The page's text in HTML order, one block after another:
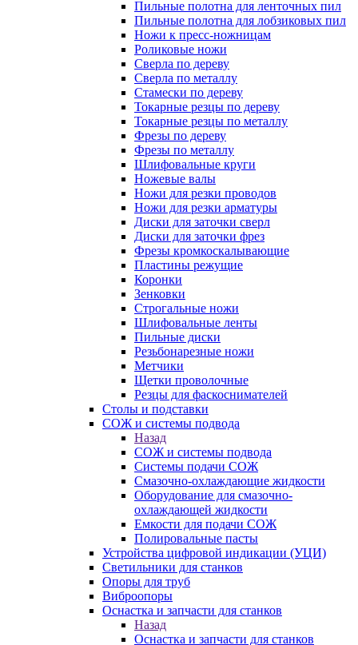
Пильные полотна для ленточных пил
Пильные полотна для лобзиковых пил
Ножи к пресс-ножницам
Роликовые ножи
Сверла по дереву
Сверла по металлу
Стамески по дереву
Токарные резцы по дереву
Токарные резцы по металлу
Фрезы по дереву
Фрезы по металлу
Шлифовальные круги
Ножевые валы
Ножи для резки проводов
Ножи для резки арматуры
Диски для заточки сверл
Диски для заточки фрез
Фрезы кромкоскалывающие
Пластины режущие
Коронки
Зенковки
Строгальные ножи
Шлифовальные ленты
Пильные диски
Резьбонарезные ножи
Метчики
Щетки проволочные
Резцы для фаскоснимателей
Столы и подставки
СОЖ и системы подвода
Назад
СОЖ и системы подвода
Системы подачи СОЖ
Смазочно-охлаждающие жидкости
Оборудование для смазочно-
охлаждающей жидкости
Емкости для подачи СОЖ
Полировальные пасты
Устройства цифровой индикации (УЦИ)
Светильники для станков
Опоры для труб
Виброопоры
Оснастка и запчасти для станков
Назад
Оснастка и запчасти для станков